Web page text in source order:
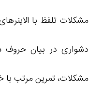
مشکلات تلفظ با
دشواری در بیان
مشکلات، تمرین مرتب با